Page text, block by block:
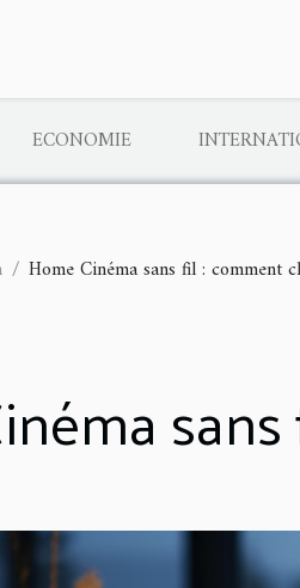
ECONOMIE
Home Cinéma sans fil : comment